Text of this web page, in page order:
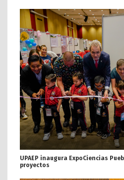
UPAEP inaugura ExpoCiencias
proyectos